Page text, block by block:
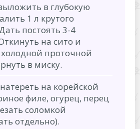
в глубокую
1 л крутого
постоять 3-4
на сито и
проточной
в миску.
на корейской
филе, огурец, перец
соломкой
отдельно).